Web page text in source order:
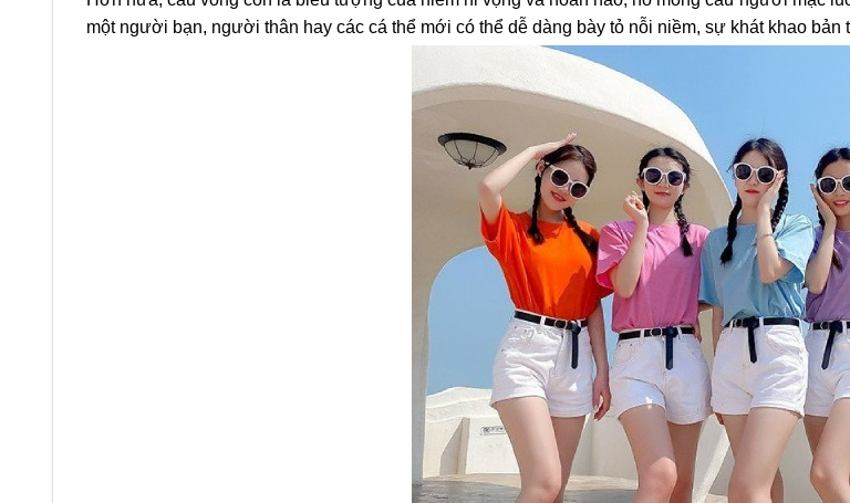
một người bạn, người thân hay các cá thể mới có thể dễ dàng bày tỏ nỗi niềm, sự khát khao bản